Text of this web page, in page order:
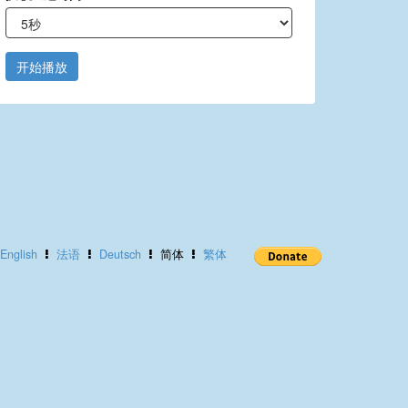
开始播放
English 法语 Deutsch 简体 繁体